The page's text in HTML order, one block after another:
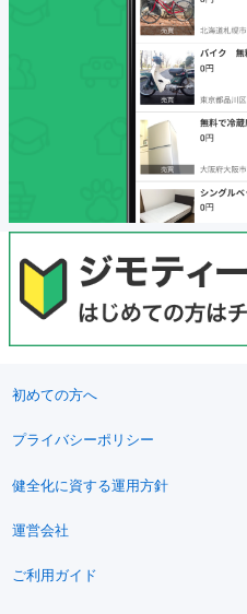
初めての方へ
プライバシーポリシー
健全化に資する運用方針
運営会社
ご利用ガイド